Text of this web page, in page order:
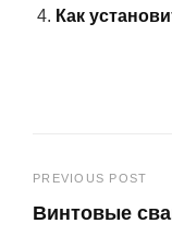
Как
Навигация
по
PREVIOUS POST
Винтовые